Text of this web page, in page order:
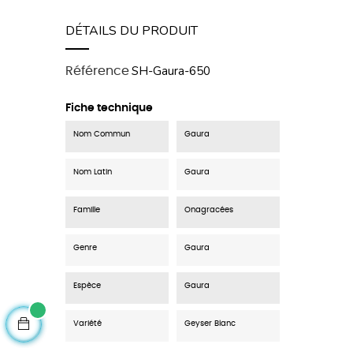
DÉTAILS DU PRODUIT
RéférenceSH-Gaura-650
Fiche technique
Nom Commun Gaura
Nom Latin Gaura
Famille Onagracées
Genre Gaura
Espèce Gaura
Variété Geyser Blanc